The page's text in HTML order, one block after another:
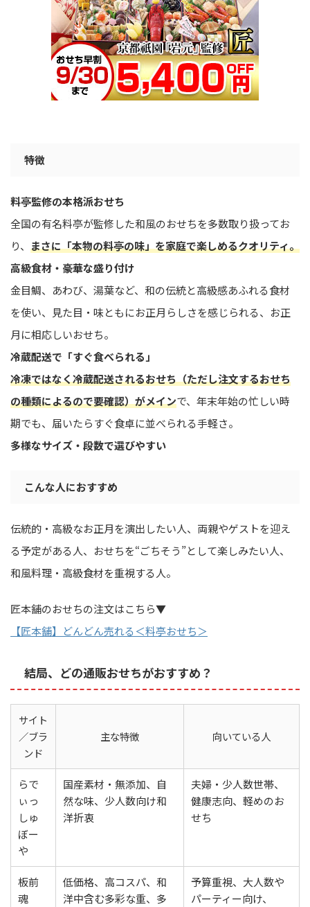
特徴
料亭監修の本格派おせち
全国の有名料亭が監修した和風のおせちを多数取り扱ってお
り、 まさに「本物の料亭の味」を家庭で楽しめるクオリティ。
高級食材・豪華な盛り付け
金目鯛、あわび、湯葉など、和の伝統と高級感あふれる食材
を使い、見た目・味ともにお正月らしさを感じられる、お正
月に相応しいおせち。
冷蔵配送で「すぐ食べられる」
冷凍ではなく冷蔵配送されるおせち（ただし注文するおせち
の種類によるので要確認）がメインで、年末年始の忙しい時
期でも、届いたらすぐ食卓に並べられる手軽さ。
多様なサイズ・段数で選びやすい
こんな人におすすめ
伝統的・高級なお正月を演出したい人、両親やゲストを迎え
る予定がある人、おせちを“ごちそう”として楽しみたい人、
和風料理・高級食材を重視する人。
匠本舗のおせちの注文はこちら▼
【匠本舗】どんどん売れる＜料亭おせち＞
結局、どの通販おせちがおすすめ？
サイト
／ブラ
ンド
主な特徴 向いている人
らで
ぃっ
しゅ
ぼー
や
国産素材・無添加、自
然な味、少人数向け和
洋折衷
夫婦・少人数世帯、
健康志向、軽めのお
せち
板前
魂
低価格、高コスパ、和
洋中含む多彩な重、多
予算重視、大人数や
パーティー向け、